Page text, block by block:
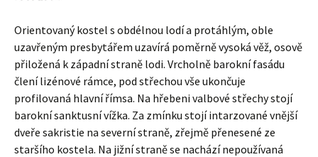
Orientovaný kostel s obdélnou lodí a protáhlým, oble
uzavřeným presbytářem uzavírá poměrně vysoká věž, osově
přiložená k západní straně lodi. Vrcholně barokní fasádu
člení lizénové rámce, pod střechou vše ukončuje
profilovaná hlavní římsa. Na hřebeni valbové střechy stojí
barokní sanktusní vížka. Za zmínku stojí intarzované vnější
dveře sakristie na severní straně, zřejmě přenesené ze
staršího kostela. Na jižní straně se nachází nepoužívaná